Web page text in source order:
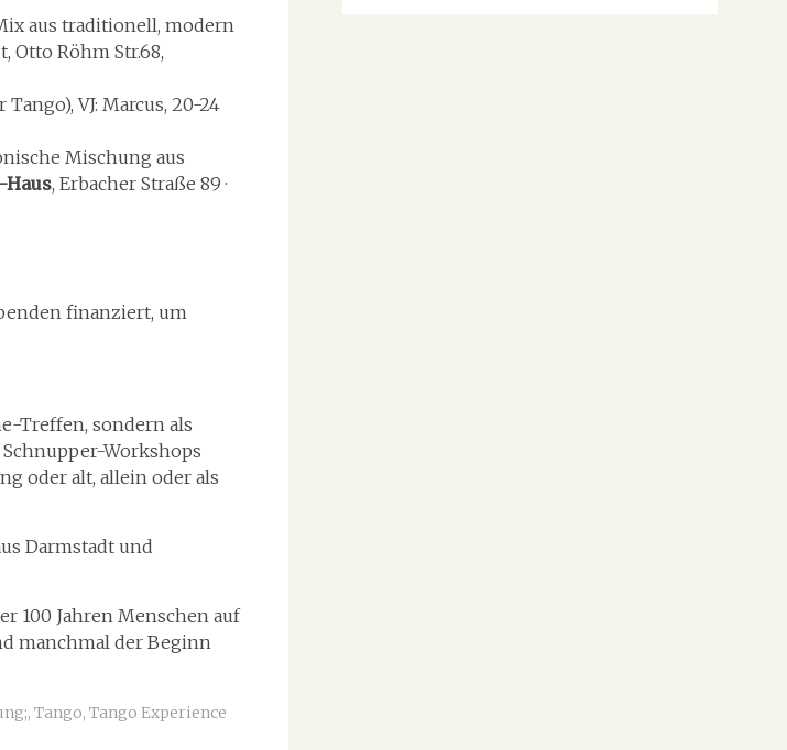
aus traditionell, modern
Otto Röhm Str.68,
VJ: Marcus, 20-24
Mischung aus
Haus, Erbacher Straße 89 ·
finanziert, um
Treffen, sondern als
Workshops
oder alt, allein oder als
Darmstadt und
100 Jahren Menschen auf
manchmal der Beginn
, Tango, Tango Experience